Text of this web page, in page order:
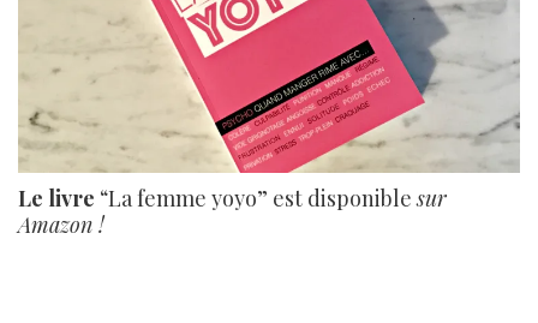
Le livre “La femme yoyo” est disponiblesur
Amazon !